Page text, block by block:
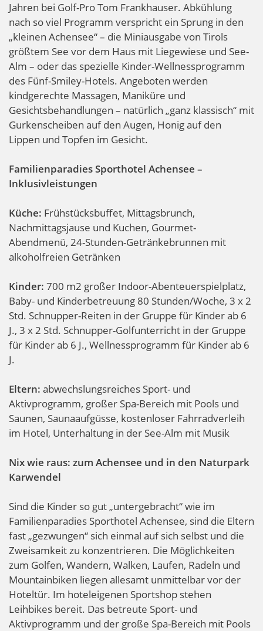
Jahren bei Golf-Pro Tom Frankhauser. Abkühlung
nach so viel Programm verspricht ein Sprung in den
„kleinen Achensee“ – die Miniausgabe von Tirols
größtem See vor dem Haus mit Liegewiese und See-
Alm – oder das spezielle Kinder-Wellnessprogramm
des Fünf-Smiley-Hotels. Angeboten werden
kindgerechte Massagen, Maniküre und
Gesichtsbehandlungen – natürlich „ganz klassisch“ mit
Gurkenscheiben auf den Augen, Honig auf den
Lippen und Topfen im Gesicht.
Familienparadies Sporthotel Achensee –
Inklusivleistungen
Küche: Frühstücksbuffet, Mittagsbrunch,
Nachmittagsjause und Kuchen, Gourmet-
Abendmenü, 24-Stunden-Getränkebrunnen mit
alkoholfreien Getränken
Kinder: 700 m2 großer Indoor-Abenteuerspielplatz,
Baby- und Kinderbetreuung 80 Stunden/Woche, 3 x 2
Std. Schnupper-Reiten in der Gruppe für Kinder ab 6
J., 3 x 2 Std. Schnupper-Golfunterricht in der Gruppe
für Kinder ab 6 J., Wellnessprogramm für Kinder ab 6
J.
Eltern: abwechslungsreiches Sport- und
Aktivprogramm, großer Spa-Bereich mit Pools und
Saunen, Saunaaufgüsse, kostenloser Fahrradverleih
im Hotel, Unterhaltung in der See-Alm mit Musik
Nix wie raus: zum Achensee und in den Naturpark
Karwendel
Sind die Kinder so gut „untergebracht“ wie im
Familienparadies Sporthotel Achensee, sind die Eltern
fast „gezwungen“ sich einmal auf sich selbst und die
Zweisamkeit zu konzentrieren. Die Möglichkeiten
zum Golfen, Wandern, Walken, Laufen, Radeln und
Mountainbiken liegen allesamt unmittelbar vor der
Hoteltür. Im hoteleigenen Sportshop stehen
Leihbikes bereit. Das betreute Sport- und
Aktivprogramm und der große Spa-Bereich mit Pools